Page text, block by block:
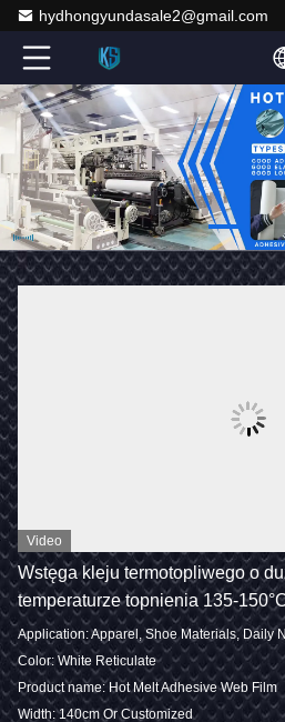
hydhongyundasale2@gmail.com
Video
Wstęga kleju termotopliwego o
temperaturze topnienia 135-
Application: Apparel, Shoe Materials, Daily
Color: White Reticulate
Product name: Hot Melt Adhesive Web Film
Width: 140cm Or Customized